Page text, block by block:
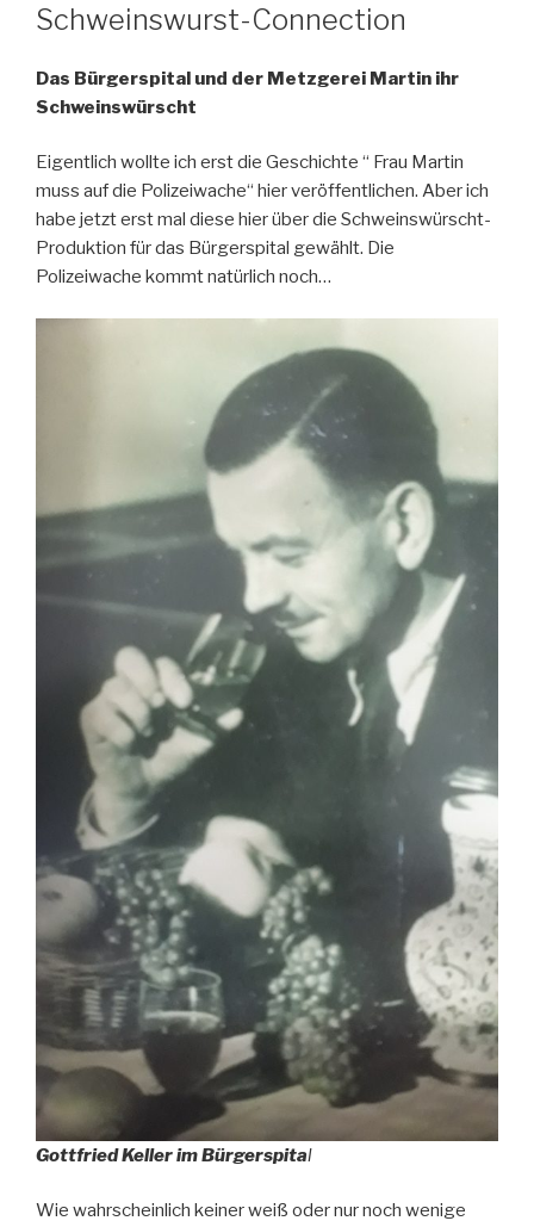
Schweinswurst-Connection
Das Bürgerspital und der Metzgerei Martin ihr
Schweinswürscht
Eigentlich wollte ich erst die Geschichte “ Frau Martin
muss auf die Polizeiwache“ hier veröffentlichen. Aber ich
habe jetzt erst mal diese hier über die Schweinswürscht-
Produktion für das Bürgerspital gewählt. Die
Polizeiwache kommt natürlich noch…
Gottfried Keller im Bürgerspital
Wie wahrscheinlich keiner weiß oder nur noch wenige